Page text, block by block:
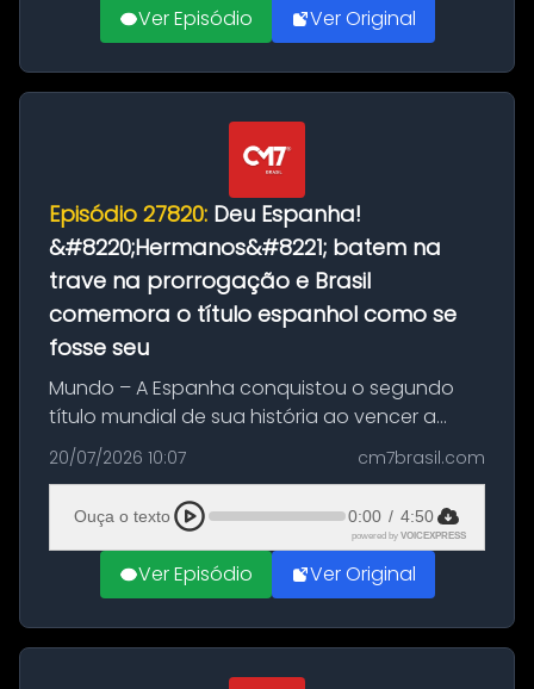
Ver Episódio Ver Original
Episódio 27820: Deu Espanha!
&#8220;Hermanos&#8221; batem na
trave na prorrogação e Brasil
comemora o título espanhol como se
fosse seu
Mundo – A Espanha conquistou o segundo
título mundial de sua história ao vencer a
Argentina por 1 a 0, neste domingo (19), na
decisão da Copa do Mundo de 2026. Depois
de um duelo sem gols durante o te...
20/07/2026 10:07 cm7brasil.com
Ouça o texto 0:00 / 4:50
powered by VOICEXPRESS
Ver Episódio Ver Original